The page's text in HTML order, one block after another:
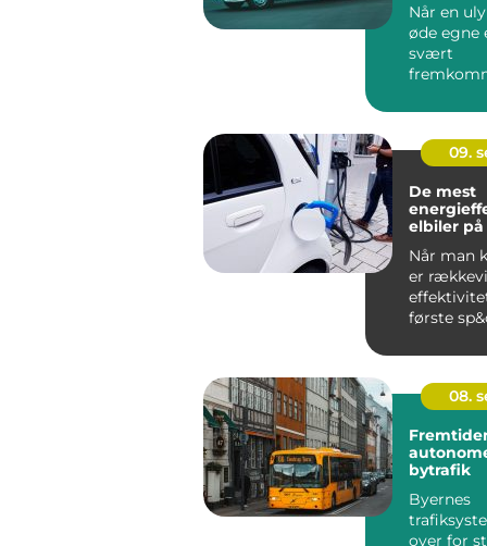
Når en
øde egne
svært
09.
De mest
elbiler
Når man
er
første
08.
bytrafik
Byernes
over for